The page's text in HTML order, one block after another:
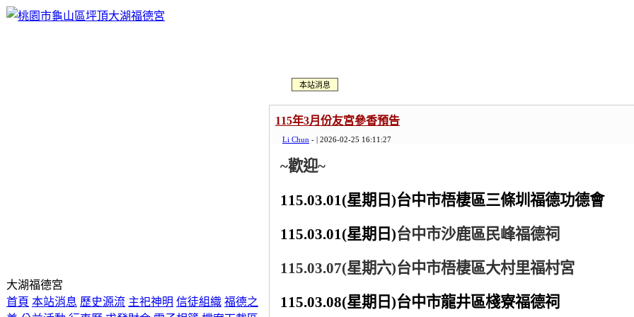
大湖福德宮
首頁 本站消息 歷史源流 主祀神明 信徒組織 福德之
本站消息
115年3月份友宮參香預告
Li Chun - | 2026-02-25 16:11:27
~歡迎~
115.03.01(星期日)台中市梧棲區三條圳福德功德會
115.03.01(星期日)台中市沙鹿區民峰福德祠
115.03.07(星期六)台中市梧棲區大村里福村宮
115.03.08(星期日)台中市龍井區棧寮福德祠